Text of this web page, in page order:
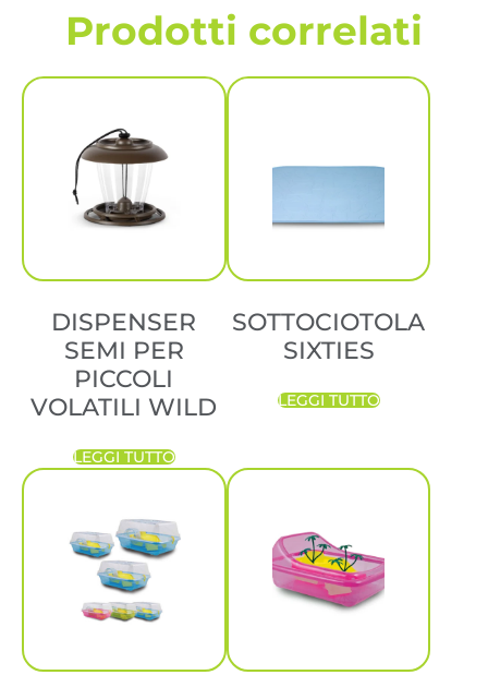
Prodotti correlati
DISPENSER
SEMI PER
PICCOLI
VOLATILI WILD
LEGGI TUTTO
SOTTOCIOTOLA
SIXTIES
LEGGI TUTTO